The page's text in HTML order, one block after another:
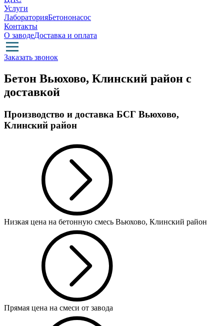
Услуги
ЛабораторияБетононасос
Контакты
О заводеДоставка и оплата
Заказать звонок
Бетон Вьюхово, Клинский район с
доставкой
Производство и доставка БСГ Вьюхово,
Клинский район
Низкая цена на бетонную смесь Вьюхово, Клинский район
Прямая цена на смеси от завода